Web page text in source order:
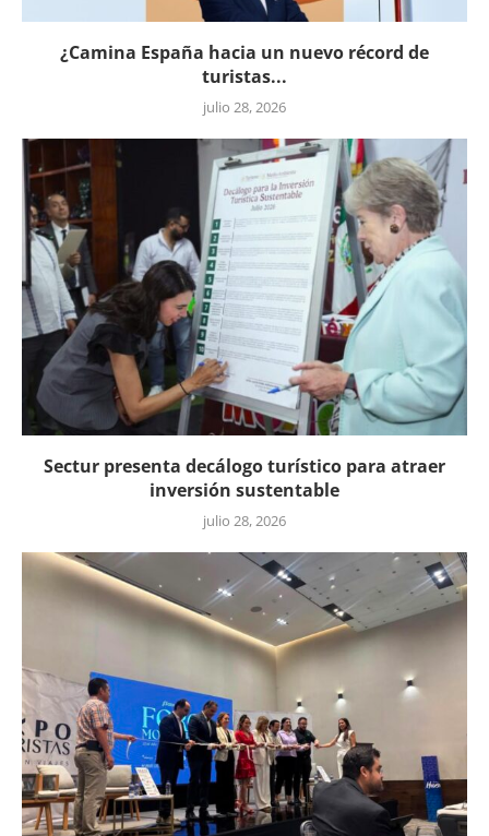
¿Camina España hacia un nuevo récord de
turistas...
julio 28, 2026
Sectur presenta decálogo turístico para atraer
inversión sustentable
julio 28, 2026